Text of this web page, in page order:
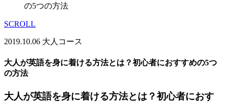
の5つの方法
SCROLL
2019.10.06 大人コース
大人が英語を身に着ける方法とは？初心者におすすめの5つ
の方法
大人が英語を身に着ける方法とは？初心者におす